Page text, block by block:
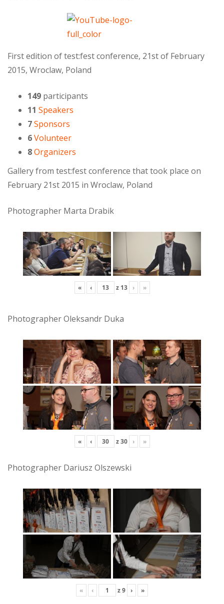
First edition of test:fest conference, 21st of February
2015, Wroclaw, Poland
149 participants
11 Speakers
7Sponsors
6Volunteer
8Organizers
Gallery from test:fest conference that took place on
February 21st 2015 in Wroclaw, Poland
Photographer Marta Drabik
« ‹ z 13 › »
Photographer Oleksandr Duka
« ‹ z30 › »
Photographer Dariusz Olszewski
« ‹ z9 › »